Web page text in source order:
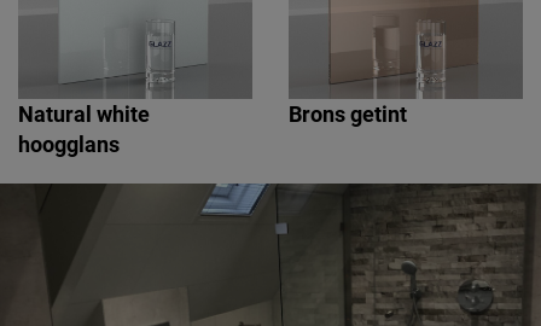
Natural white
hoogglans
Brons getint